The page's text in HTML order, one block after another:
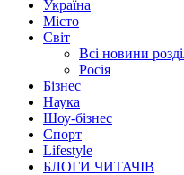
Україна
Місто
Світ
Всі новини
Росія
Бізнес
Наука
Шоу-бізнес
Спорт
Lifestyle
БЛОГИ ЧИТАЧІВ